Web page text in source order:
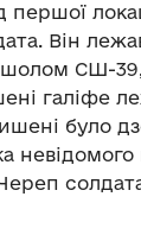
першої
Він
СШ-
галіфе
було